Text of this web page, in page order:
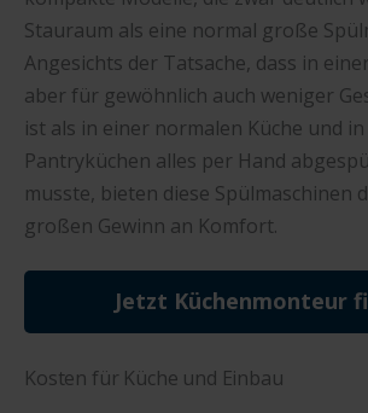
Stauraum als eine normal große
Angesichts der Tatsache, dass in
aber für gewöhnlich auch weniger
ist als in einer normalen Küche und
Pantryküchen alles per Hand
musste, bieten diese Spülmaschinen
großen Gewinn an Komfort.
Jetzt Küchenmonteur
Kosten für Küche und Einbau